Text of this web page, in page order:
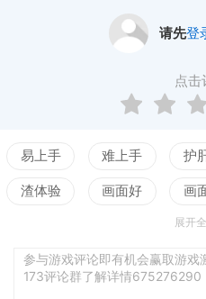
请先登
点击
易上手 难上手 护
渣体验 画面好 画
测
展开
参与游戏评论即有机会赢取游
173评论群了解详情675276290